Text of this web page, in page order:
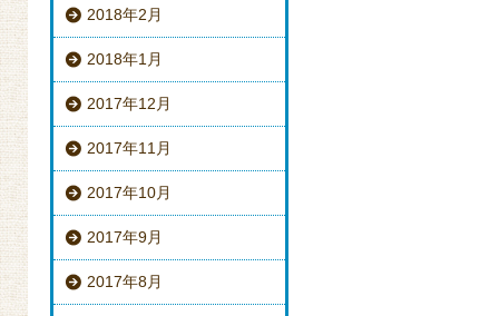
2018年2月
2018年1月
2017年12月
2017年11月
2017年10月
2017年9月
2017年8月